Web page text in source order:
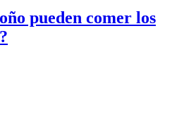
pueden comer los